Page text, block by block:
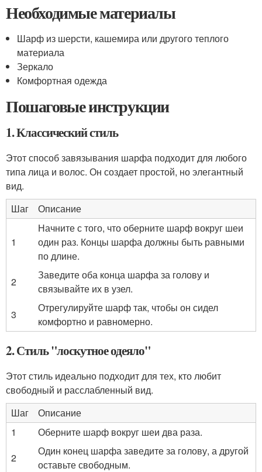
Необходимые материалы
Шарф из шерсти, кашемира или другого теплого
материала
Зеркало
Комфортная одежда
Пошаговые инструкции
1. Классический стиль
Этот способ завязывания шарфа подходит для любого
типа лица и волос. Он создает простой, но элегантный
вид.
Шаг
Описание
1
Начните с того, что оберните шарф вокруг шеи
один раз. Концы шарфа должны быть равными
по длине.
2
Заведите оба конца шарфа за голову и
связывайте их в узел.
3
Отрегулируйте шарф так, чтобы он сидел
комфортно и равномерно.
2. Стиль "лоскутное одеяло"
Этот стиль идеально подходит для тех, кто любит
свободный и расслабленный вид.
Шаг
Описание
1
Оберните шарф вокруг шеи два раза.
2
Один конец шарфа заведите за голову, а другой
оставьте свободным.